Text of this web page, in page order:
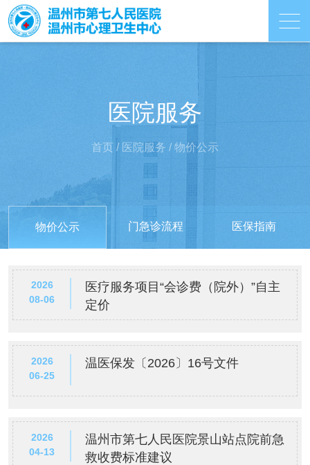
医院服务
首页 / 医院服务 /物价公示
物价公示 门急诊流程 医保指南
2026
08-06
医疗服务项目“会诊费（院外）”自主
定价
2026
06-25
温医保发〔2026〕16号文件
2026
04-13
温州市第七人民医院景山站点院前急
救收费标准建议